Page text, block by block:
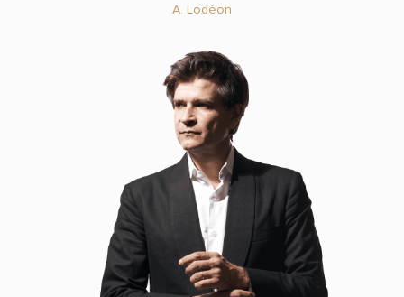
A. Lodéon